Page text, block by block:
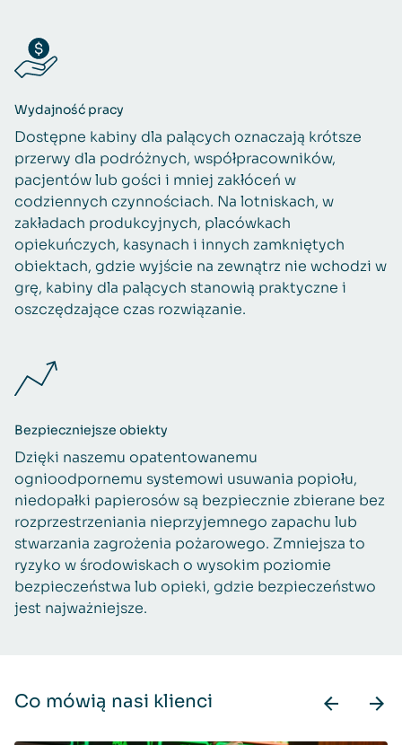
Wydajność pracy
Dostępne kabiny dla palących oznaczają krótsze
przerwy dla podróżnych, współpracowników,
pacjentów lub gości i mniej zakłóceń w
codziennych czynnościach. Na lotniskach, w
zakładach produkcyjnych, placówkach
opiekuńczych, kasynach i innych zamkniętych
obiektach, gdzie wyjście na zewnątrz nie wchodzi w
grę, kabiny dla palących stanowią praktyczne i
oszczędzające czas rozwiązanie.
Bezpieczniejsze obiekty
Dzięki naszemu opatentowanemu
ognioodpornemu systemowi usuwania popiołu,
niedopałki papierosów są bezpiecznie zbierane bez
rozprzestrzeniania nieprzyjemnego zapachu lub
stwarzania zagrożenia pożarowego. Zmniejsza to
ryzyko w środowiskach o wysokim poziomie
bezpieczeństwa lub opieki, gdzie bezpieczeństwo
jest najważniejsze.
Co mówią nasi klienci